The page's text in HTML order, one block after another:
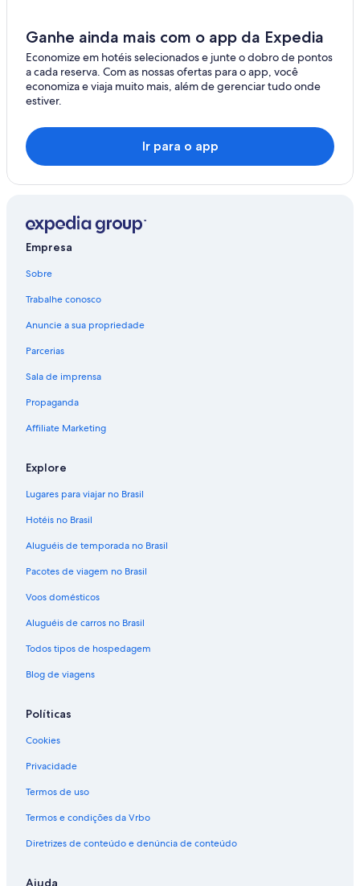
Ganhe ainda mais com o app da Expedia
Economize em hotéis selecionados e junte o dobro de pontos
a cada reserva. Com as nossas ofertas para o app, você
economiza e viaja muito mais, além de gerenciar tudo onde
estiver.
Ir para o app
Empresa
Sobre
Trabalhe conosco
Anuncie a sua propriedade
Parcerias
Sala de imprensa
Propaganda
Affiliate Marketing
Explore
Lugares para viajar no Brasil
Hotéis no Brasil
Aluguéis de temporada no Brasil
Pacotes de viagem no Brasil
Voos domésticos
Aluguéis de carros no Brasil
Todos tipos de hospedagem
Blog de viagens
Políticas
Cookies
Privacidade
Termos de uso
Termos e condições da Vrbo
Diretrizes de conteúdo e denúncia de conteúdo
Ajuda